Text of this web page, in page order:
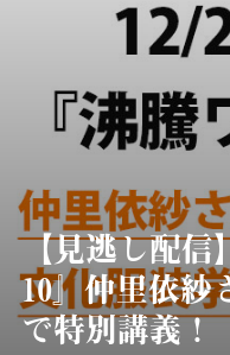
【見逃し配信
10』仲里依紗
で特別講義！